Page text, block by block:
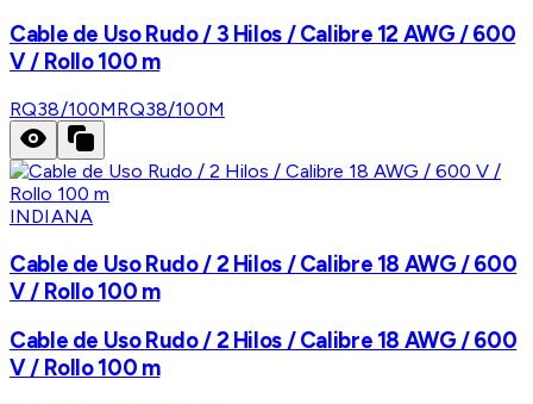
Cable de Uso Rudo / 3 Hilos / Calibre 12 AWG / 600
V / Rollo 100 m
RQ38/100MRQ38/100M
INDIANA
Cable de Uso Rudo / 2 Hilos / Calibre 18 AWG / 600
V / Rollo 100 m
Cable de Uso Rudo / 2 Hilos / Calibre 18 AWG / 600
V / Rollo 100 m